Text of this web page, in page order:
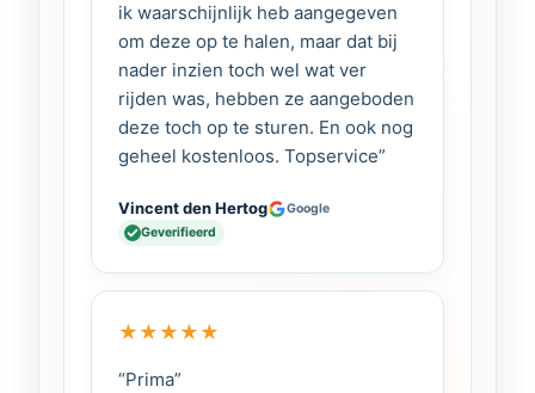
ik waarschijnlijk heb aangegeven
om deze op te halen, maar dat bij
nader inzien toch wel wat ver
rijden was, hebben ze aangeboden
deze toch op te sturen. En ook nog
geheel kostenloos. Topservice”
Vincent den Hertog
Google
Geverifieerd
★ ★ ★ ★ ★
“Prima”